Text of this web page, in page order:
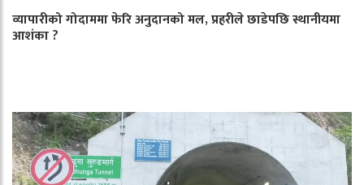
व्यापारीको गोदाममा फेरि अनुदानको मल, प्रहरीले छाडेपछि स्थानीयमा
आशंका ?